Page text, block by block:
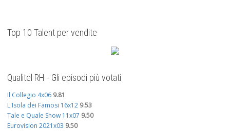
Top 10 Talent per vendite
Qualitel RH - Gli episodi più votati
Il Collegio 4x06 9.81
L'Isola dei Famosi 16x12 9.53
Tale e Quale Show 11x07 9.50
Eurovision 2021x03 9.50